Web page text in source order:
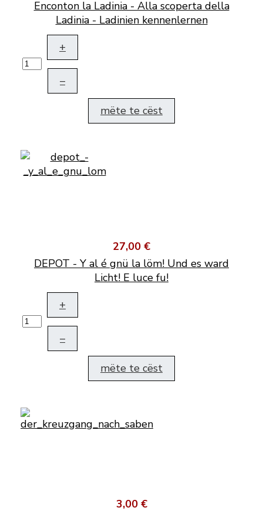
Enconton la Ladinia - Alla scoperta della
Ladinia - Ladinien kennenlernen
+
–
mëte te cëst
27,00 €
DEPOT - Y al é gnü la löm! Und es ward
Licht! E luce fu!
+
–
mëte te cëst
3,00 €